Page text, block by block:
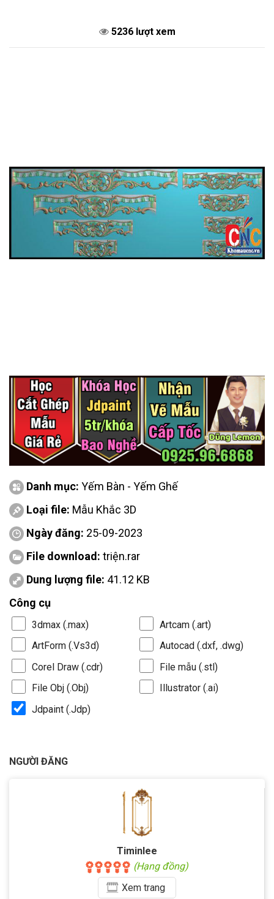
5236 lượt xem
Danh mục: Yếm Bàn - Yếm Ghế
Loại file: Mẫu Khắc 3D
Ngày đăng: 25-09-2023
File download: triện.rar
Dung lượng file: 41.12 KB
Công cụ
3dmax (.max)
Artcam (.art)
ArtForm (.Vs3d)
Autocad (.dxf, .dwg)
Corel Draw (.cdr)
File mẫu (.stl)
File Obj (.Obj)
Illustrator (.ai)
Jdpaint (.Jdp)
NGƯỜI ĐĂNG
Timinlee
(Hạng đồng)
Xemtrang